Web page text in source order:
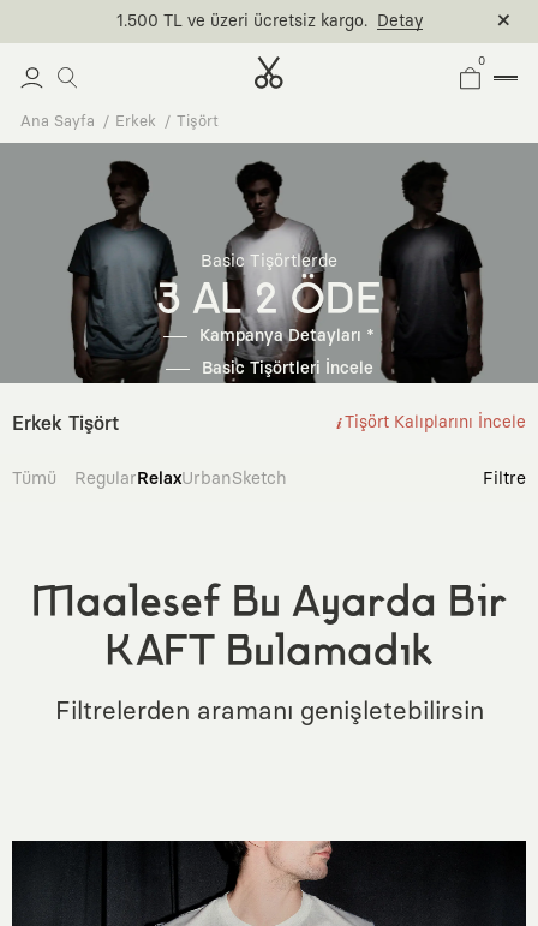
1.500 TL ve üzeri ücretsiz kargo. Detay
0
Ana Sayfa Erkek Tişört
Basic Tişörtlerde
3 AL 2 ÖDE
Kampanya Detayları *
Basic Tişörtleri İncele
Erkek Tişört Tişört Kalıplarını İncele
Tümü RegularRelaxUrbanSketch Filtre
Maalesef Bu Ayarda Bir
KAFT Bulamadık
Filtrelerden aramanı genişletebilirsin